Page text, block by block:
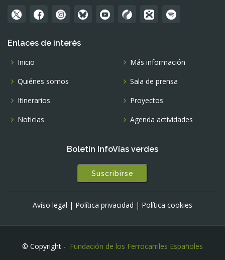
Enlaces de interés
Inicio
Quiénes somos
Itinerarios
Noticias
Más información
Sala de prensa
Proyectos
Agenda actividades
Boletín InfoVías verdes
Suscribirse
Avíso legal | Política privacidad | Política cookies
© Copyright - Fundación de los Ferrocarriles Españoles